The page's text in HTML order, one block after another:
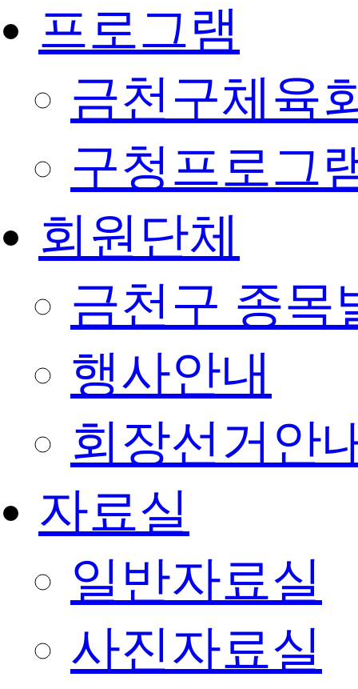
프로그램
금천구체육
구청프로그
회원단체
금천구 종목
행사안내
회장선거안
자료실
일반자료실
사진자료실